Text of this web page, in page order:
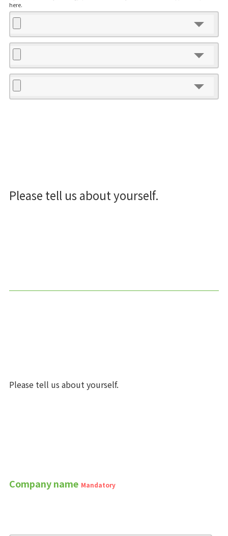
here.
Please tell us about yourself.
Please tell us about yourself.
Company name Mandatory